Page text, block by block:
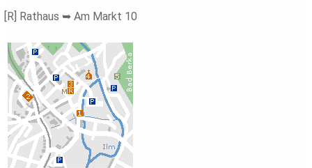
[R] Rathaus ➥ Am Markt 10